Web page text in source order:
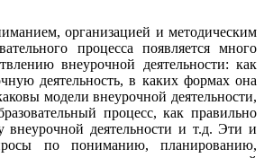
организацией и методическим
процесса появляется много
внеурочной деятельности: как
деятельность, в каких формах она
модели внеурочной деятельности,
процесс, как правильно
внеурочной деятельности и т.д. Эти и
по пониманию, планированию,